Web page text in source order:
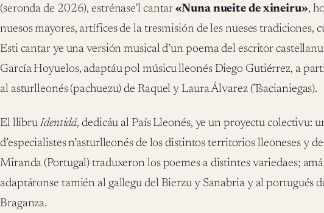
(seronda de 2026), estrénase’l cantar«Nuna nueite de xineiru»,
nuesos mayores, artífices de la tresmisión de les nueses tradiciones,
Esti cantar ye una versión musical d’un poema del escritor
García Hoyuelos, adaptáu pol músicu lleonés Diego Gutiérrez, a
al asturlleonés (pachuezu) de Raquel y Laura Álvarez (Tsacianiegas).
El llibruIdentidá, dedicáu al País Lleonés, ye un proyectu colectivu:
d’especialistes n’asturlleonés de los distintos territorios lleoneses y
Miranda (Portugal) traduxeron los poemes a distintes variedaes;
adaptáronse tamién al gallegu del Bierzu y Sanabria y al portugués
Braganza.